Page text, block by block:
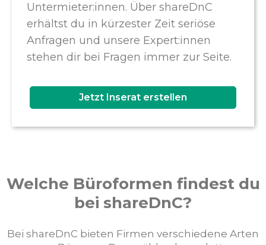
Untermieter:innen. Über shareDnC
erhältst du in kürzester Zeit seriöse
Anfragen und unsere Expert:innen
stehen dir bei Fragen immer zur Seite.
Jetzt Inserat erstellen
Welche Büroformen findest du
bei shareDnC?
Bei shareDnC bieten Firmen verschiedene Arten